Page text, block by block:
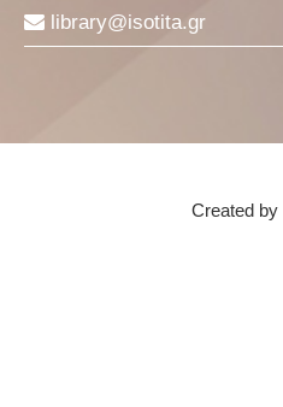
library isotita gr
Created by